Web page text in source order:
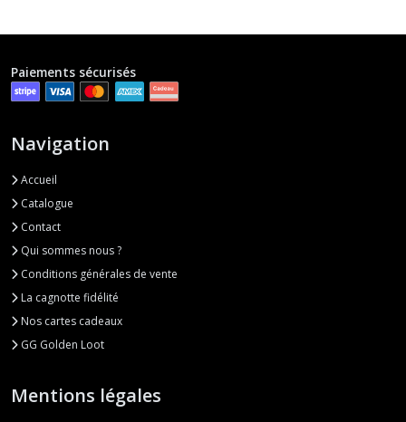
Paiements sécurisés
Navigation
Accueil
Catalogue
Contact
Qui sommes nous ?
Conditions générales de vente
La cagnotte fidélité
Nos cartes cadeaux
GG Golden Loot
Mentions légales